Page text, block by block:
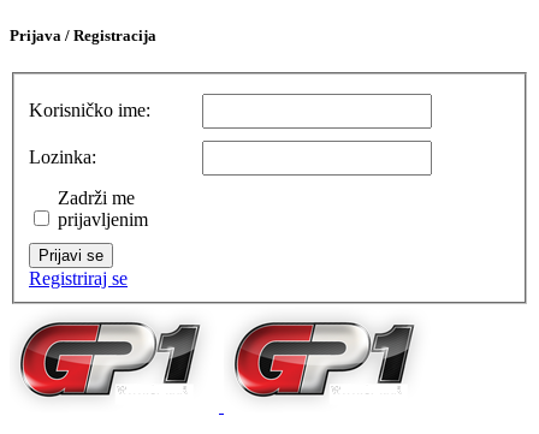
Prijava / Registracija
Korisničko ime:
Lozinka:
Zadrži me
prijavljenim
Prijavi se
Registriraj se